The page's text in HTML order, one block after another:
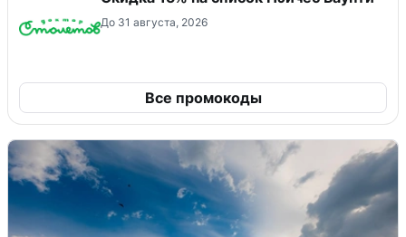
До 31 августа, 2026
Все промокоды